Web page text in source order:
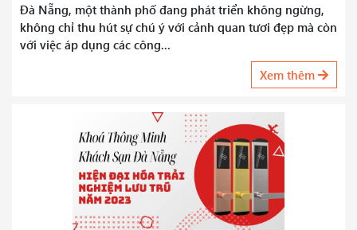
Đà Nẵng, một thành phố đang phát triển không ngừng,
không chỉ thu hút sự chú ý với cảnh quan tươi đẹp mà còn
với việc áp dụng các công...
Xem thêm